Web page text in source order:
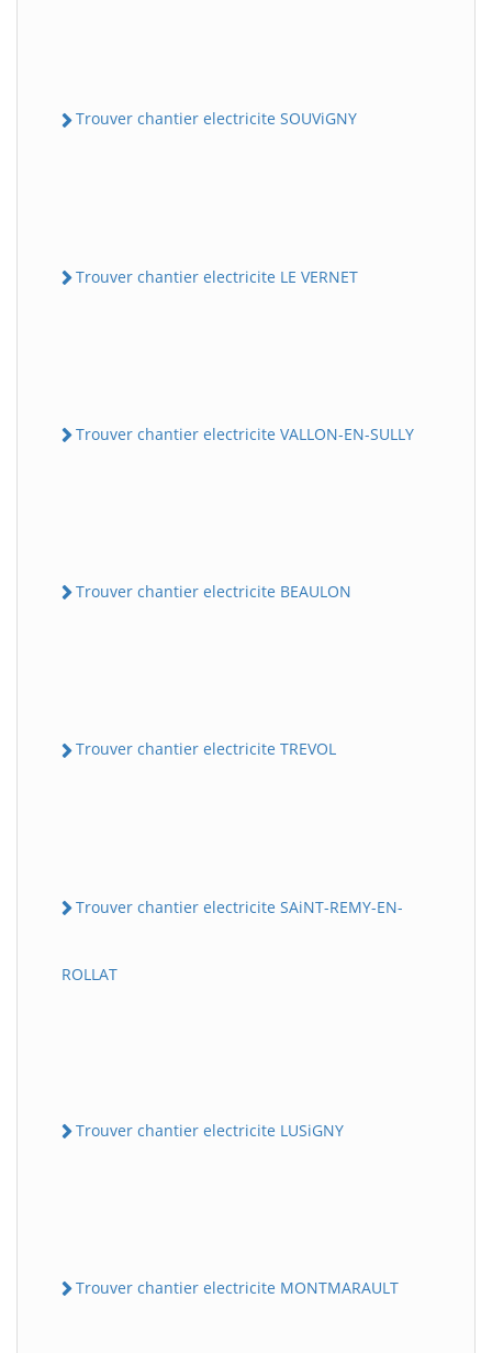
Trouver chantier electricite SOUViGNY
Trouver chantier electricite LE VERNET
Trouver chantier electricite VALLON-EN-SULLY
Trouver chantier electricite BEAULON
Trouver chantier electricite TREVOL
Trouver chantier electricite SAiNT-REMY-EN-
ROLLAT
Trouver chantier electricite LUSiGNY
Trouver chantier electricite MONTMARAULT